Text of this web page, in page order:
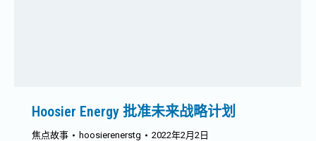
Hoosier Energy 批准未来战略计划
焦点故事 hoosierenerstg 2022年2月2日